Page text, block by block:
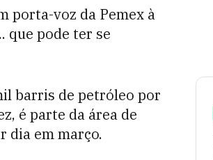
porta-voz da Pemex à
que pode ter se
barris de petróleo por
é parte da área de
dia em março.